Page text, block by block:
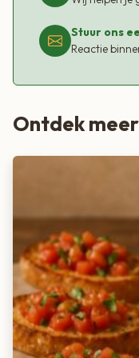
Stuur ons
Reactie
Ontdek